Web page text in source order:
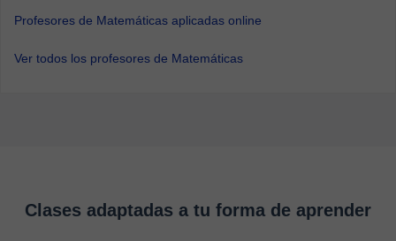
Profesores de Matemáticas aplicadas online
Ver todos los profesores de Matemáticas
Clases adaptadas a tu forma de aprender